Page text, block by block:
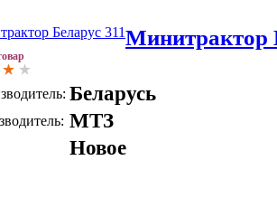
Минитрактор
Беларусь
МТЗ
Новое